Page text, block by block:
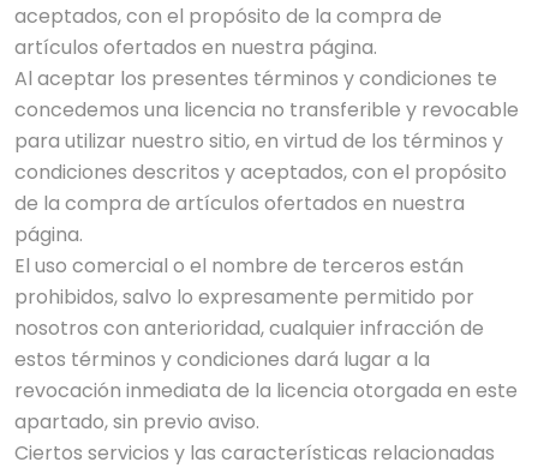
aceptados, con el propósito de la compra de
artículos ofertados en nuestra página.
Al aceptar los presentes términos y condiciones te
concedemos una licencia no transferible y revocable
para utilizar nuestro sitio, en virtud de los términos y
condiciones descritos y aceptados, con el propósito
de la compra de artículos ofertados en nuestra
página.
El uso comercial o el nombre de terceros están
prohibidos, salvo lo expresamente permitido por
nosotros con anterioridad, cualquier infracción de
estos términos y condiciones dará lugar a la
revocación inmediata de la licencia otorgada en este
apartado, sin previo aviso.
Ciertos servicios y las características relacionadas